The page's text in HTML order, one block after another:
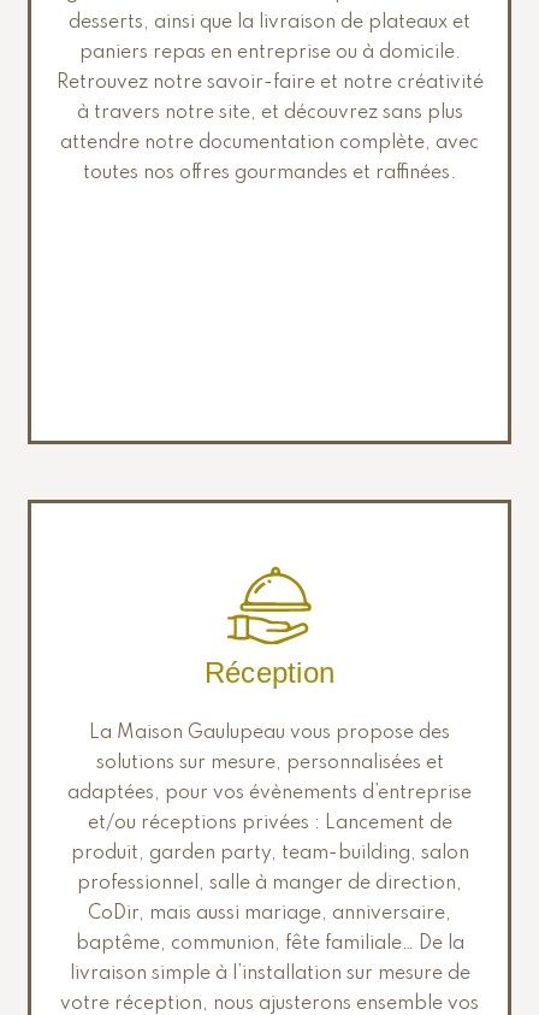
desserts, ainsi que la livraison de plateaux et
paniers repas en entreprise ou à domicile.
Retrouvez notre savoir-faire et notre créativité
à travers notre site, et découvrez sans plus
attendre notre documentation complète, avec
toutes nos offres gourmandes et raffinées.
Réception
La Maison Gaulupeau vous propose des
solutions sur mesure, personnalisées et
adaptées, pour vos évènements d’entreprise
et/ou réceptions privées : Lancement de
produit, garden party, team-building, salon
professionnel, salle à manger de direction,
CoDir, mais aussi mariage, anniversaire,
baptême, communion, fête familiale… De la
livraison simple à l’installation sur mesure de
votre réception, nous ajusterons ensemble vos